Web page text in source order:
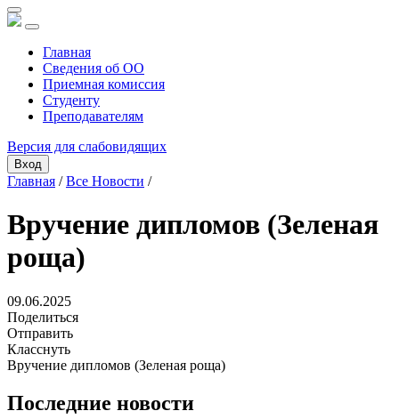
Главная
Сведения об ОО
Приемная комиссия
Студенту
Преподавателям
Версия для слабовидящих
Вход
Главная /Все Новости /
Вручение дипломов (Зеленая
роща)
09.06.2025
Поделиться
Отправить
Класснуть
Вручение дипломов (Зеленая роща)
Последние новости